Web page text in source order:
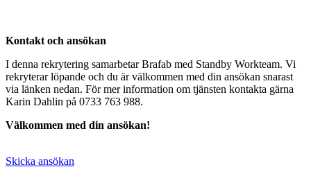
Kontakt och ansökan
I denna rekrytering samarbetar Brafab med Standby Workteam. Vi
rekryterar löpande och du är välkommen med din ansökan snarast
via länken nedan. För mer information om tjänsten kontakta gärna
Karin Dahlin på 0733 763 988.
Välkommen med din ansökan!
Skicka ansökan